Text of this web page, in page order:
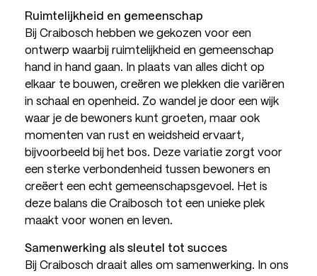
Ruimtelijkheid en gemeenschap
Bij Craibosch hebben we gekozen voor een
ontwerp waarbij ruimtelijkheid en gemeenschap
hand in hand gaan. In plaats van alles dicht op
elkaar te bouwen, creëren we plekken die variëren
in schaal en openheid. Zo wandel je door een wijk
waar je de bewoners kunt groeten, maar ook
momenten van rust en weidsheid ervaart,
bijvoorbeeld bij het bos. Deze variatie zorgt voor
een sterke verbondenheid tussen bewoners en
creëert een echt gemeenschapsgevoel. Het is
deze balans die Craibosch tot een unieke plek
maakt voor wonen en leven.
Samenwerking als sleutel tot succes
Bij Craibosch draait alles om samenwerking. In ons